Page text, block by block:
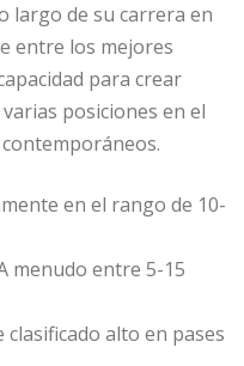
largo de su carrera en
entre los mejores
para crear
posiciones en el
en el rango de 10-
menudo entre 5-15
clasificado alto en pases